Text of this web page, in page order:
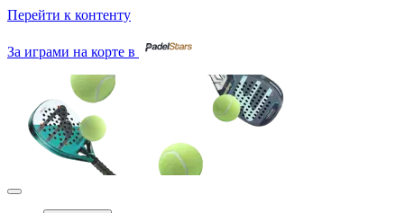
Перейти к контенту
За играми на корте в